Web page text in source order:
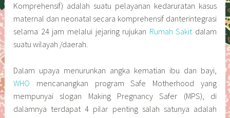
Komprehensif) adalah suatu pelayanan kedaruratan kasus
maternal dan neonatal secara komprehensif danterintegrasi
selama 24 jam melalui jejaring rujukan Rumah Sakitdalam
suatu wilayah /daerah.
Dalam upaya menurunkan angka kematian ibu dan bayi,
WHO mencanangkan program Safe Motherhood yang
mempunyai slogan Making Pregnancy Safer (MPS), di
dalamnya terdapat 4 pilar penting salah satunya adalah